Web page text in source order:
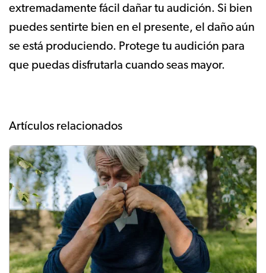
extremadamente fácil dañar tu audición. Si bien
puedes sentirte bien en el presente, el daño aún
se está produciendo. Protege tu audición para
que puedas disfrutarla cuando seas mayor.
Artículos relacionados